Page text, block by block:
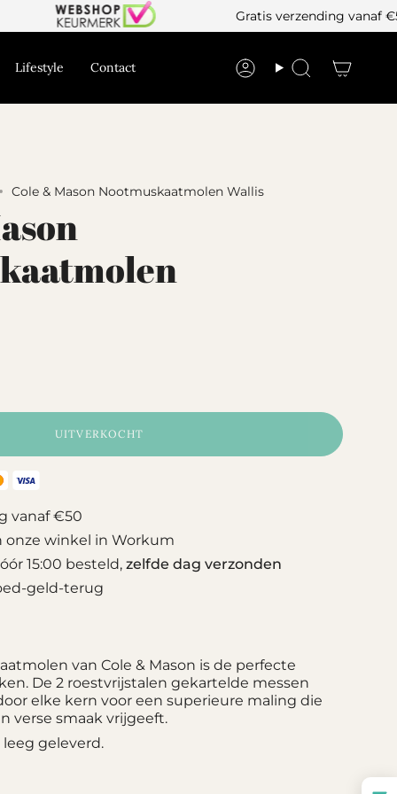
Gratis verzending vanaf €50!
Lifestyle Contact
Cole & Mason Nootmuskaatmolen Wallis
UITVERKOCHT
vanaf €50
onze winkel in Workum
15:00 besteld, zelfde dag verzonden
geld-terug
van Cole & Mason is de perfecte
De 2 roestvrijstalen gekartelde messen
elke kern voor een superieure maling die
verse smaak vrijgeeft.
geleverd.